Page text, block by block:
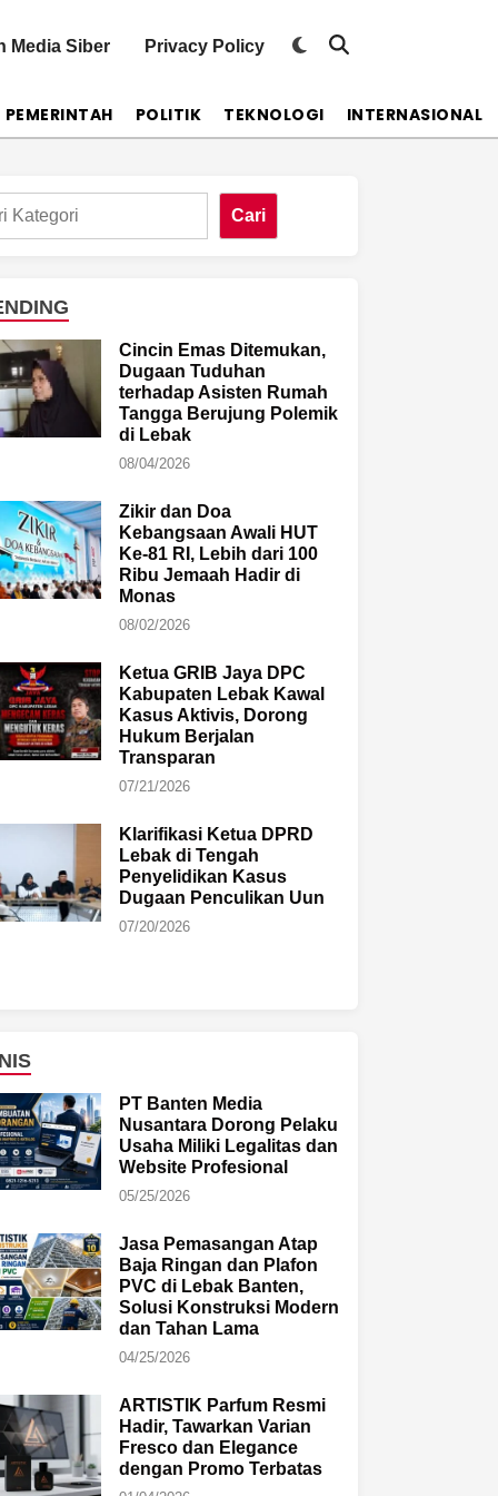
Media Siber Privacy Policy
Switch
mode
Open
PEMERINTAH POLITIK TEKNOLOGI INTERNASIONAL
Cari
Cincin Emas Ditemukan,
Dugaan Tuduhan
terhadap Asisten Rumah
Tangga Berujung Polemik
di Lebak
08/04/2026
Zikir dan Doa
Kebangsaan Awali HUT
Ke-81 RI, Lebih dari 100
Ribu Jemaah Hadir di
Monas
08/02/2026
Ketua GRIB Jaya DPC
Kabupaten Lebak Kawal
Kasus Aktivis, Dorong
Hukum Berjalan
Transparan
07/21/2026
Klarifikasi Ketua DPRD
Lebak di Tengah
Penyelidikan Kasus
Dugaan Penculikan Uun
07/20/2026
PT Banten Media
Nusantara Dorong Pelaku
Usaha Miliki Legalitas dan
Website Profesional
05/25/2026
Jasa Pemasangan Atap
Baja Ringan dan Plafon
PVC di Lebak Banten,
Solusi Konstruksi Modern
dan Tahan Lama
04/25/2026
ARTISTIK Parfum Resmi
Hadir, Tawarkan Varian
Fresco dan Elegance
dengan Promo Terbatas